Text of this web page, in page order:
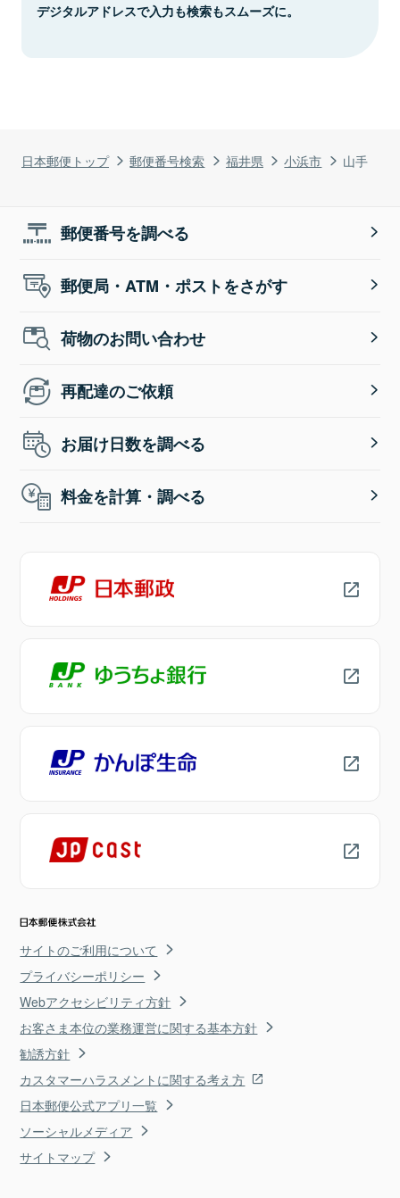
日本郵便トップ 郵便番号検索 福井県 小浜市 山手
デジタルアドレスで入力も検索もスムーズに。
郵便番号を調べる
郵便局・ATM・ポストをさがす
荷物のお問い合わせ
再配達のご依頼
お届け日数を調べる
料金を計算・調べる
サイトのご利用について
プライバシーポリシー
Webアクセシビリティ方針
お客さま本位の業務運営に関する基本方針
勧誘方針
カスタマーハラスメントに関する考え方
日本郵便公式アプリ一覧
ソーシャルメディア
サイトマップ